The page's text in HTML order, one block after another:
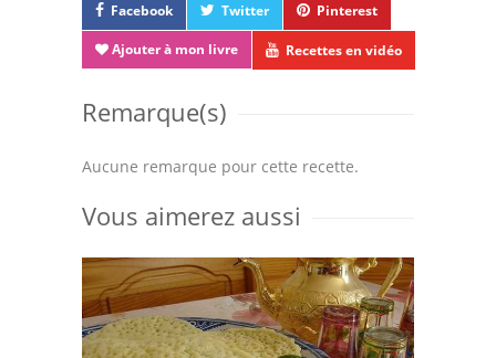
Facebook Twitter Pinterest
Ajouter à mon livre Recettes en vidéo
Remarque(s)
Aucune remarque pour cette recette.
Vous aimerez aussi